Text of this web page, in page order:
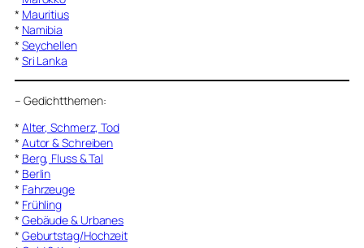
* Mauritius
* Namibia
* Seychellen
* Sri Lanka
– Gedichtthemen:
* Alter, Schmerz, Tod
* Autor & Schreiben
* Berg, Fluss & Tal
* Berlin
* Fahrzeuge
* Frühling
* Gebäude & Urbanes
* Geburtstag/Hochzeit